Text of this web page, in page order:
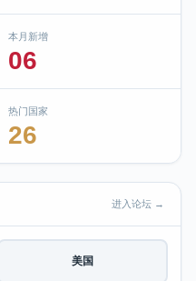
本月新增
06
热门国家
26
进入论坛 →
美国